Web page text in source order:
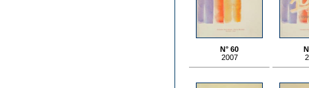
N° 60
2007